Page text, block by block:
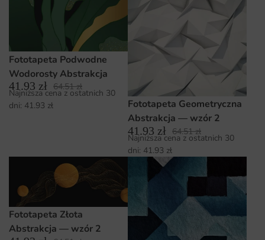
Fototapeta Podwodne
Wodorosty Abstrakcja
41.93 zł 64.51zł
Najniższa cena z ostatnich 30
dni: 41.93 zł
Fototapeta Geometryczna
Abstrakcja — wzór 2
41.93 zł 64.51zł
Najniższa cena z ostatnich 30
dni: 41.93 zł
Fototapeta Złota
Abstrakcja — wzór 2